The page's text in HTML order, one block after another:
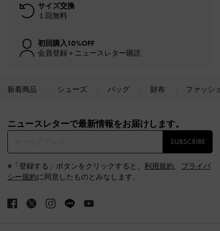
サイズ交換
１回無料
初回購入10%OFF
会員登録＋ニュースレター購読
新着商品 シューズ バッグ 財布 ファッシ
ニュースレターで最新情報をお届けします。​
SUBSCRIBE
※「登録する」ボタンをクリックすると、 利用規約、 プライバ
シー規約に同意したものとみなします。